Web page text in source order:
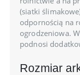
(siatki
odpornością na
ogrodzeniowa.
podnosi
Rozmiar